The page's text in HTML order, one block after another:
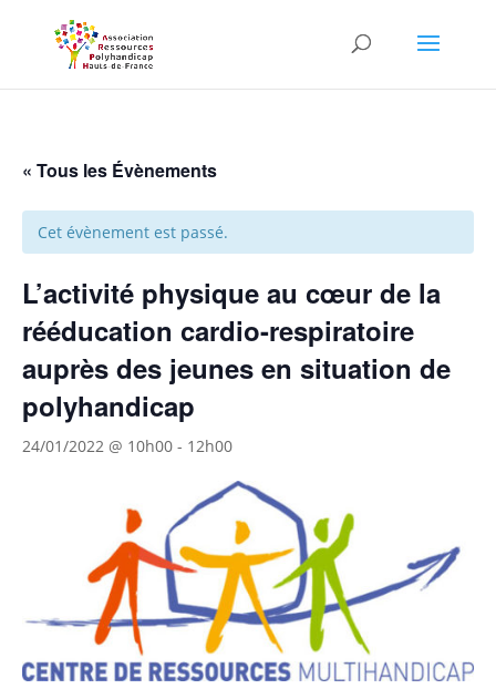
« Tous les Évènements
Cet évènement est passé.
L’activité physique au cœur de la
rééducation cardio-respiratoire
auprès des jeunes en situation de
polyhandicap
24/01/2022 @ 10h00 - 12h00